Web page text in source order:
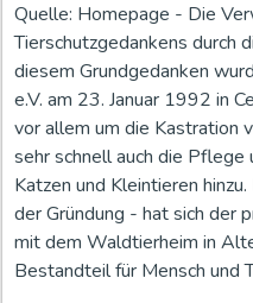
Quelle: Homepage - Die
Tierschutzgedankens durch
diesem Grundgedanken
e.V. am 23. Januar 1992 in
vor allem um die Kastration
sehr schnell auch die
Katzen und Kleintieren
der Gründung - hat sich der
mit dem Waldtierheim in
Bestandteil für Mensch und